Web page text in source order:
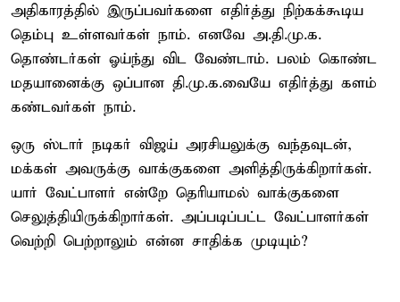
அதிகாரத்தில் இருப்பவர்களை எதிர்த்து நிற்கக்கூடிய
தெம்பு உள்ளவர்கள் நாம். எனவே அ.தி.மு.க.
தொண்டர்கள் ஓய்ந்து விட வேண்டாம். பலம் கொண்ட
மதயானைக்கு ஒப்பான தி.மு.க.வையே எதிர்த்து களம்
கண்டவர்கள் நாம்.
ஒரு ஸ்டார் நடிகர் விஜய் அரசியலுக்கு வந்தவுடன்,
மக்கள் அவருக்கு வாக்குகளை அளித்திருக்கிறார்கள்.
யார் வேட்பாளர் என்றே தெரியாமல் வாக்குகளை
செலுத்தியிருக்கிறார்கள். அப்படிப்பட்ட வேட்பாளர்கள்
வெற்றி பெற்றாலும் என்ன சாதிக்க முடியும்?